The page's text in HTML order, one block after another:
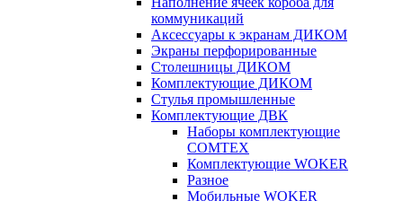
коммуникаций
Аксессуары к экранам ДИКОМ
Экраны перфорированные
Cтолешницы ДИКОМ
Комплектующие ДИКОМ
Стулья промышленные
Комплектующие ДВК
Наборы комплектующие
COMTEX
Комплектующие WOKER
Разное
Мобильные WOKER